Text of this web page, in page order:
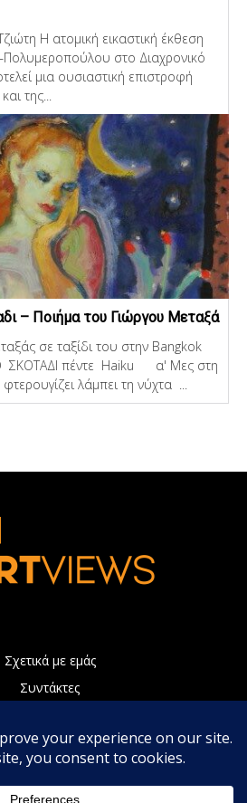
έκθεση
στο Διαχρονικό
μια ουσιαστική επιστροφή
της...
– Ποιήμα του Γιώργου Μεταξά
σε ταξίδι του στην Bangkok
ΣΚΟΤΑΔΙ πέντε Haiku α' Μες στη
λάμπει τη νύχτα ...
Σχετικά με εμάς
Συντάκτες
Απορρήτου
Επικοινωνία
Cookies τα οποία συνεισφέρουν